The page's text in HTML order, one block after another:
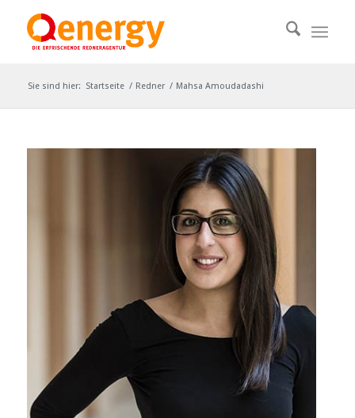
Sie sind hier: Startseite / Redner / Mahsa Amoudadashi